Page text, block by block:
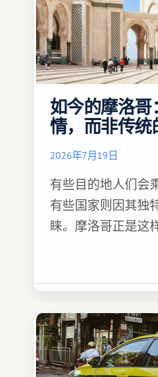
如今的摩洛
情，而非传统
2026年7月19日
有些目的地人们会
有些国家则因其独
睐。摩洛哥正是这